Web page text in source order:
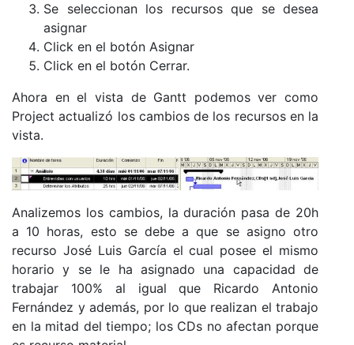
Se seleccionan los recursos que se desea
asignar
Click en el botón Asignar
Click en el botón Cerrar.
Ahora en el vista de Gantt podemos ver como
Project actualizó los cambios de los recursos en la
vista.
Analizemos los cambios, la duración pasa de 20h
a 10 horas, esto se debe a que se asigno otro
recurso José Luis García el cual posee el mismo
horario y se le ha asignado una capacidad de
trabajar 100% al igual que Ricardo Antonio
Fernández y además, por lo que realizan el trabajo
en la mitad del tiempo; los CDs no afectan porque